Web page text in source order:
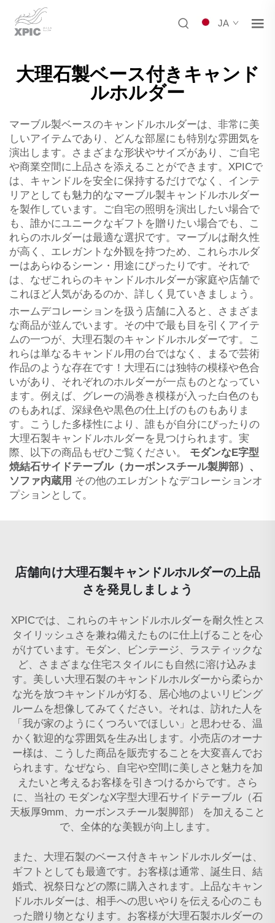
JA
大理石製ベース付きキャンド
ルホルダー
マーブル製ベースのキャンドルホルダーは、非常に美
しいアイテムであり、どんな部屋にも特別な雰囲気を
演出します。さまざまな形状やサイズがあり、ご自宅
や商業空間に上品さを添えることができます。XPICで
は、キャンドルを安全に保持するだけでなく、インテ
リアとしても魅力的なマーブル製キャンドルホルダー
を製作しています。ご自宅の照明を演出したい場合で
も、誰かにユニークなギフトを贈りたい場合でも、こ
れらのホルダーは最適な選択です。マーブルは耐久性
が高く、エレガントな外観を持つため、これらホルダ
ーはあらゆるシーン・用途にぴったりです。それで
は、なぜこれらのキャンドルホルダーが家庭や店舗で
これほど人気があるのか、詳しく見ていきましょう。
ホームデコレーションを扱う店舗に入ると、さまざま
な商品が並んでいます。その中で最も目を引くアイテ
ムの一つが、大理石製のキャンドルホルダーです。こ
れらは単なるキャンドル用の台ではなく、まるで芸術
作品のような存在です！大理石には独特の模様や色合
いがあり、それぞれのホルダーが一点ものとなってい
ます。例えば、グレーの渦巻き模様が入った白色のも
のもあれば、深緑色や黒色の仕上げのものもありま
す。こうした多様性により、誰もが自分にぴったりの
大理石製キャンドルホルダーを見つけられます。実
際、以下の商品もぜひご覧ください。 モダンなE字型
焼結石サイドテーブル（カーボンスチール製脚部）、
ソファ内蔵用 その他のエレガントなデコレーションオ
プションとして。
店舗向け大理石製キャンドルホルダーの上品
さを発見しましょう
XPICでは、これらのキャンドルホルダーを耐久性とス
タイリッシュさを兼ね備えたものに仕上げることを心
がけています。モダン、ビンテージ、ラスティックな
ど、さまざまな住宅スタイルにも自然に溶け込みま
す。美しい大理石製のキャンドルホルダーから柔らか
な光を放つキャンドルが灯る、居心地のよいリビング
ルームを想像してみてください。それは、訪れた人を
「我が家のようにくつろいでほしい」と思わせる、温
かく歓迎的な雰囲気を生み出します。小売店のオーナ
ー様は、こうした商品を販売することを大変喜んでお
られます。なぜなら、自宅や空間に美しさと魅力を加
えたいと考えるお客様を引きつけるからです。さら
に、当社の モダンなX字型大理石サイドテーブル（石
天板厚9mm、カーボンスチール製脚部）
を加えること
で、全体的な美観が向上します。
また、大理石製のベース付きキャンドルホルダーは、
ギフトとしても最適です。お客様は通常、誕生日、結
婚式、祝祭日などの際に購入されます。上品なキャン
ドルホルダーは、相手への思いやりを伝える心のこも
った贈り物となります。お客様が大理石製ホルダーの